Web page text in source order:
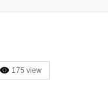
175 view